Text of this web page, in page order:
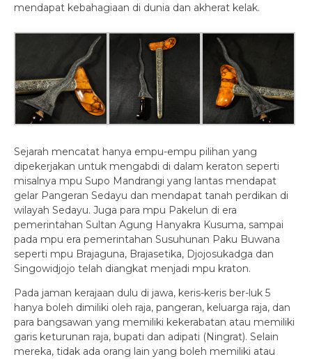
mendapat kebahagiaan di dunia dan akherat kelak.
Sejarah mencatat hanya empu-empu pilihan yang
dipekerjakan untuk mengabdi di dalam keraton seperti
misalnya mpu Supo Mandrangi yang lantas mendapat
gelar Pangeran Sedayu dan mendapat tanah perdikan di
wilayah Sedayu. Juga para mpu Pakelun di era
pemerintahan Sultan Agung Hanyakra Kusuma, sampai
pada mpu era pemerintahan Susuhunan Paku Buwana
seperti mpu Brajaguna, Brajasetika, Djojosukadga dan
Singowidjojo telah diangkat menjadi mpu kraton.
Pada jaman kerajaan dulu di jawa, keris-keris ber-luk 5
hanya boleh dimiliki oleh raja, pangeran, keluarga raja, dan
para bangsawan yang memiliki kekerabatan atau memiliki
garis keturunan raja, bupati dan adipati (Ningrat). Selain
mereka, tidak ada orang lain yang boleh memiliki atau